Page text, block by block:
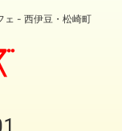
ェ - 西伊豆・松崎町